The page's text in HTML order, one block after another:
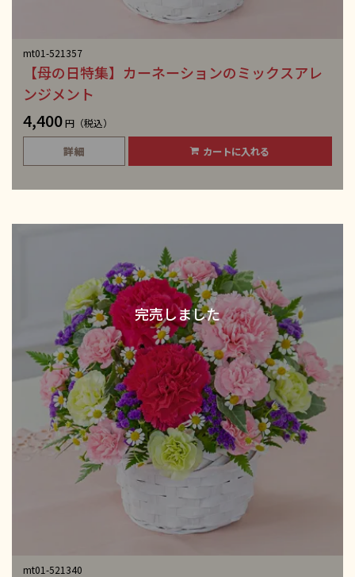
mt01-521357
【母の日特集】カーネーションのミックスアレ
ンジメント
4,400円（税込）
詳細 カートに入れる
mt01-521340